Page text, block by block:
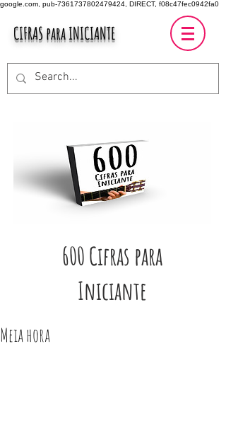
google.com, pub-7361737802479424, DIRECT, f08c47fec0942fa0
CIFRAS para INICIANTE
600 Cifras para
Iniciante
Meia hora